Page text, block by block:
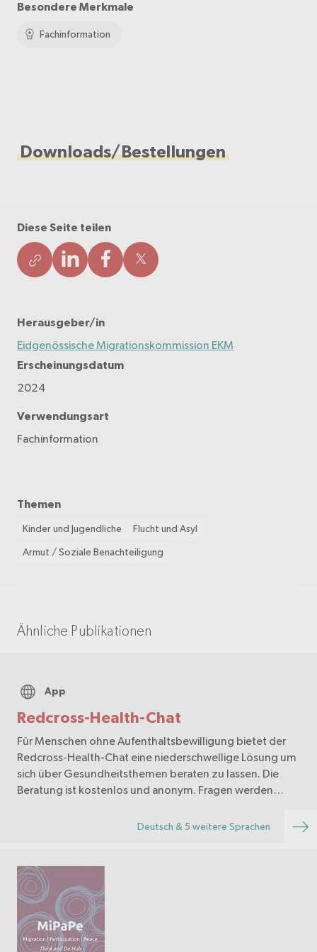
Besondere Merkmale
Fachinformation
Downloads/Bestellungen
Diese Seite teilen
Herausgeber/in
Eidgenössische Migrationskommission EKM
Erscheinungsdatum
2024
Verwendungsart
Fachinformation
Themen
Kinder und Jugendliche Flucht und Asyl
Armut / Soziale Benachteiligung
Ähnliche Publikationen
Redcross-Health-Chat
App
Für Menschen ohne Aufenthaltsbewilligung bietet der
Redcross-Health-Chat eine niederschwellige Lösung um
sich über Gesundheitsthemen beraten zu lassen. Die
Beratung ist kostenlos und anonym. Fragen werden
Deutsch & 5 weitere Sprachen